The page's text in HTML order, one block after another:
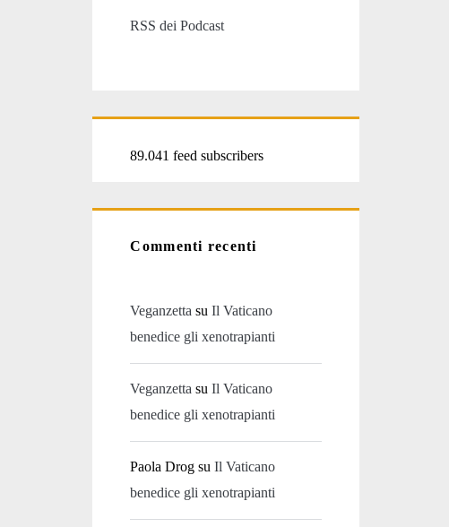
RSS dei Podcast
89.041 feed subscribers
Commenti recenti
Veganzetta suIl Vaticano
benedice gli xenotrapianti
Veganzetta suIl Vaticano
benedice gli xenotrapianti
Paola Drog suIl Vaticano
benedice gli xenotrapianti